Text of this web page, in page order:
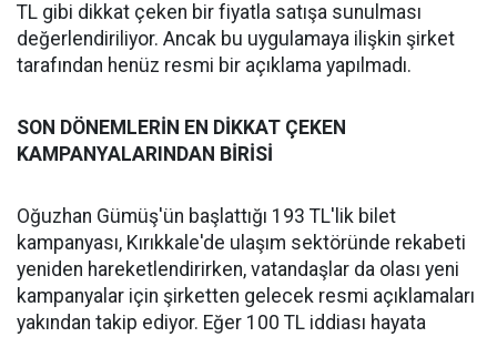
TL gibi dikkat çeken bir fiyatla satışa sunulması
değerlendiriliyor. Ancak bu uygulamaya ilişkin şirket
tarafından henüz resmi bir açıklama yapılmadı.
SON DÖNEMLERİN EN DİKKAT ÇEKEN
KAMPANYALARINDAN BİRİSİ
Oğuzhan Gümüş'ün başlattığı 193 TL'lik bilet
kampanyası, Kırıkkale'de ulaşım sektöründe rekabeti
yeniden hareketlendirirken, vatandaşlar da olası yeni
kampanyalar için şirketten gelecek resmi açıklamaları
yakından takip ediyor. Eğer 100 TL iddiası hayata